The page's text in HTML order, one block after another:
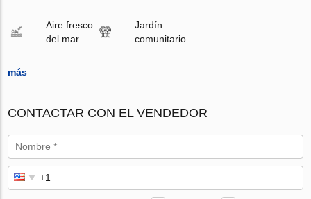
Aire fresco
del mar
Jardín
comunitario
más
CONTACTAR CON EL VENDEDOR